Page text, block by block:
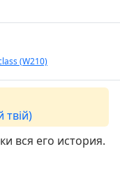
(W210)
твій)
вся его история.